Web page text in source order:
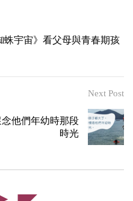
蛛宇宙》看父母與青春期孩
Next Post
他們年幼時那段
時光